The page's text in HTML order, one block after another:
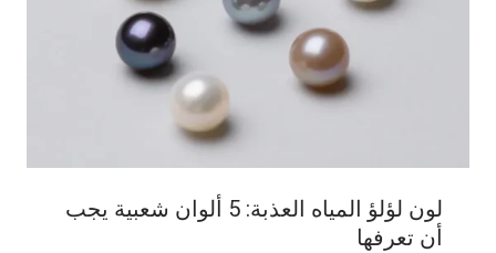
لون لؤلؤ المياه العذبة: 5 ألوان شعبية يجب
أن تعرفها